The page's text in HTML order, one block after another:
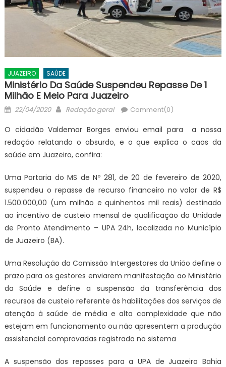
JUAZEIRO SAÚDE
Ministério Da Saúde Suspendeu Repasse De 1
Milhão E Meio Para Juazeiro
Posted
22/04/2020 Author
Redação geral Comment(0)
O cidadão Valdemar Borges enviou email para a nossa
redação relatando o absurdo, e o que explica o caos da
saúde em Juazeiro, confira:
Uma Portaria do MS de Nº 281, de 20 de fevereiro de 2020,
suspendeu o repasse de recurso financeiro no valor de R$
1.500.000,00 (um milhão e quinhentos mil reais) destinado
ao incentivo de custeio mensal de qualificação da Unidade
de Pronto Atendimento – UPA 24h, localizada no Município
de Juazeiro (BA).
Uma Resolução da Comissão Intergestores da União define o
prazo para os gestores enviarem manifestação ao Ministério
da Saúde e define a suspensão da transferência dos
recursos de custeio referente às habilitações dos serviços de
atenção à saúde de média e alta complexidade que não
estejam em funcionamento ou não apresentem a produção
assistencial comprovadas registrada no sistema
A suspensão dos repasses para a UPA de Juazeiro Bahia